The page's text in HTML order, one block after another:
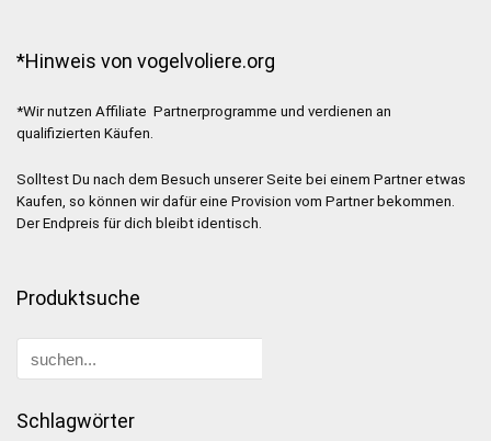
*Hinweis von vogelvoliere.org
*Wir nutzen Affiliate Partnerprogramme und verdienen an
qualifizierten Käufen.
Solltest Du nach dem Besuch unserer Seite bei einem Partner etwas
Kaufen, so können wir dafür eine Provision vom Partner bekommen.
Der Endpreis für dich bleibt identisch.
Produktsuche
Schlagwörter